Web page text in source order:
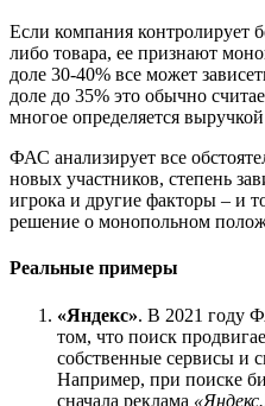
Если компания контролирует
либо товара, ее признают
доле 30-40% все может
доле до 35% это обычно
многое определяется
ФАС анализирует все
новых участников, степень
игрока и другие факторы – и
решение о монопольном
Реальные примеры
«Яндекс». В 2021 году
том, что поиск
собственные сервисы и
Например, при поиске
сначала реклама